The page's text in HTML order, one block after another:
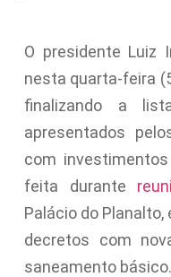
O presidente Luiz
nesta quarta-feira
finalizando a
apresentados
com
feita durante
Palácio do
decretos com
saneamento básico.